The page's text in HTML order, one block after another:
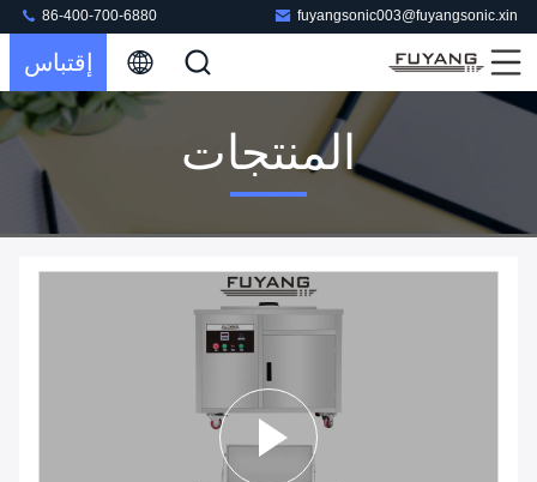
fuyangsonic003@fuyangsonic.xin
86-400-700-6880
إقتباس
المنتجات